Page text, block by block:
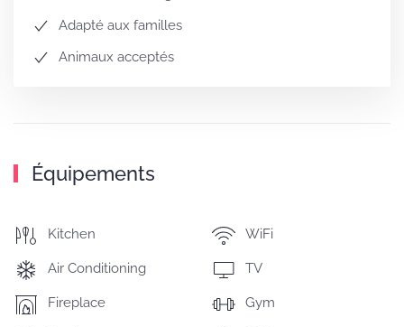
Adapté aux familles
Animaux acceptés
Équipements
Kitchen WiFi
Air Conditioning TV
Fireplace Gym